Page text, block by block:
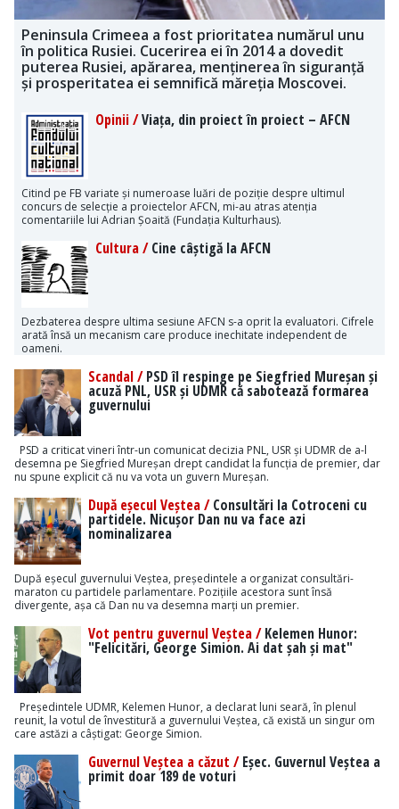
Peninsula Crimeea a fost prioritatea numărul unu
în politica Rusiei. Cucerirea ei în 2014 a dovedit
puterea Rusiei, apărarea, menținerea în siguranță
și prosperitatea ei semnifică măreția Moscovei.
Opinii /Viața, din proiect în proiect – AFCN
Citind pe FB variate și numeroase luări de poziție despre ultimul
concurs de selecție a proiectelor AFCN, mi-au atras atenția
comentariile lui Adrian Șoaită (Fundația Kulturhaus).
Cultura /Cine câștigă la AFCN
Dezbaterea despre ultima sesiune AFCN s-a oprit la evaluatori. Cifrele
arată însă un mecanism care produce inechitate independent de
oameni.
Scandal /PSD îl respinge pe Siegfried Mureșan și
acuză PNL, USR și UDMR că sabotează formarea
guvernului
PSD a criticat vineri într-un comunicat decizia PNL, USR și UDMR de a-l
desemna pe Siegfried Mureșan drept candidat la funcția de premier, dar
nu spune explicit că nu va vota un guvern Mureșan.
După eșecul Veștea /Consultări la Cotroceni cu
partidele. Nicușor Dan nu va face azi
nominalizarea
După eșecul guvernului Veștea, președintele a organizat consultări-
maraton cu partidele parlamentare. Pozițiile acestora sunt însă
divergente, așa că Dan nu va desemna marți un premier.
Vot pentru guvernul Veștea /Kelemen Hunor:
"Felicitări, George Simion. Ai dat șah și mat"
Președintele UDMR, Kelemen Hunor, a declarat luni seară, în plenul
reunit, la votul de învestitură a guvernului Veștea, că există un singur om
care astăzi a câștigat: George Simion.
Guvernul Veștea a căzut /Eșec. Guvernul Veștea a
primit doar 189 de voturi